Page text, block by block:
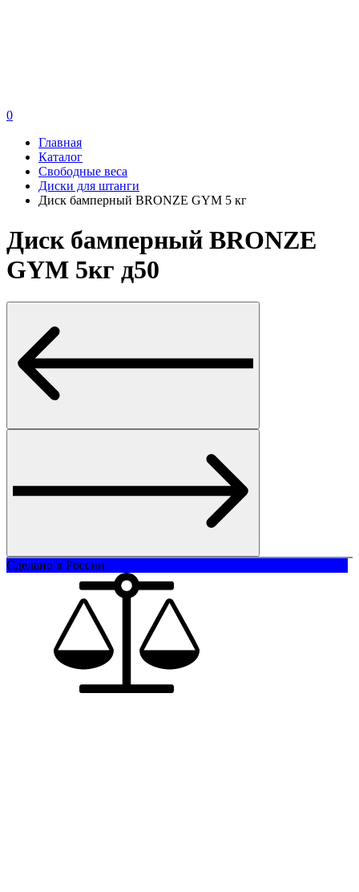
0
Главная
Каталог
Свободные веса
Диски для штанги
Диск бамперный BRONZE GYM 5 кг
Диск бамперный BRONZE
GYM 5кг д50
Сделано в России